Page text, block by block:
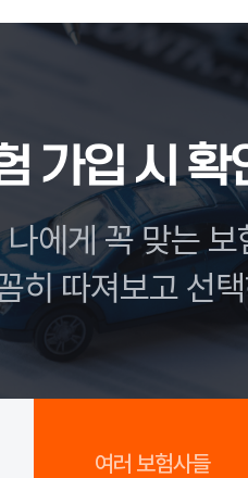
가입 시 확
나에게 꼭 맞는 보
히 따져보고 선
여러 보험사들